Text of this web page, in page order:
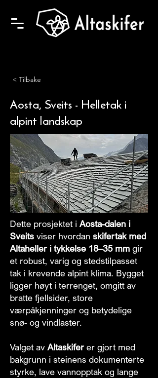
< Tilbake
Aosta, Sveits - Helletak i
alpint landskap
Dette prosjektet i Aosta-dalen i
Sveits viser hvordan skifertak med
Altaheller i tykkelse 18–35 mm gir
et robust, varig og stedstilpasset
tak i krevende alpint klima. Bygget
ligger høyt i terrenget, omgitt av
bratte fjellsider, store
værpåkjenninger og betydelige
snø- og vindlaster.
Valget av Altaskiferer gjort med
bakgrunn i steinens dokumenterte
styrke, lave vannopptak og lange